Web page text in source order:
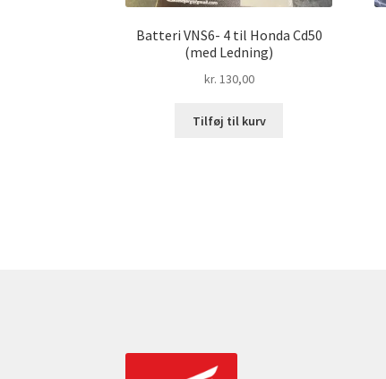
Batteri VNS6- 4 til Honda Cd50
(med Ledning)
kr. 130,00
Tilføj til kurv